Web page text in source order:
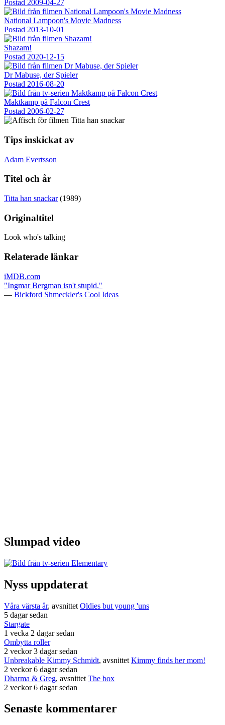
Postad 2009-04-27
National Lampoon's Movie Madness
Postad 2013-10-01
Shazam!
Postad 2020-12-15
Dr Mabuse, der Spieler
Postad 2016-08-20
Maktkamp på Falcon Crest
Postad 2006-02-27
Tips inskickat av
Adam Evertsson
Titel och år
Titta han snackar(1989)
Originaltitel
Look who's talking
Relaterade länkar
iMDB.com
"Ingmar Bergman isn't stupid."
— Bickford Shmeckler's Cool Ideas
Slumpad video
Nyss uppdaterat
Våra värsta år, avsnittet Oldies but young 'uns
5 dagar sedan
Stargate
1 vecka 2 dagar sedan
Ombytta roller
2 veckor 3 dagar sedan
Unbreakable Kimmy Schmidt, avsnittet Kimmy finds her mom!
2 veckor 6 dagar sedan
Dharma & Greg, avsnittet The box
2 veckor 6 dagar sedan
Senaste kommentarer